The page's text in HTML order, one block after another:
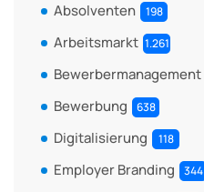
Absolventen 198
Arbeitsmarkt 1.261
Bewerbermanagement
Bewerbung 638
Digitalisierung 118
Employer Branding 344